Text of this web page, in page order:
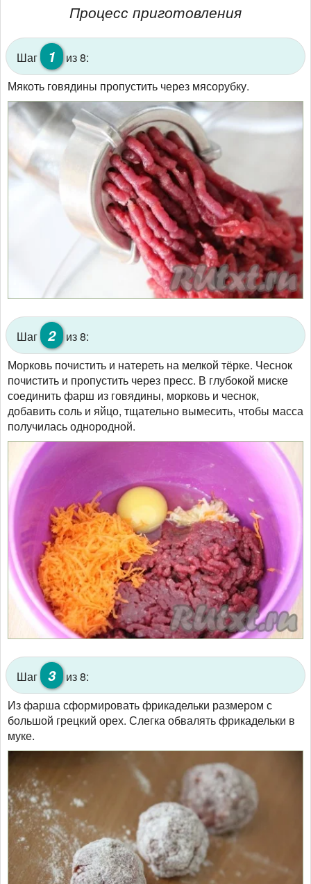
Процесс приготовления
Шаг 1
из 8:
Мякоть говядины пропустить через мясорубку.
Шаг 2
из 8:
Морковь почистить и натереть на мелкой тёрке. Чеснок
почистить и пропустить через пресс. В глубокой миске
соединить фарш из говядины, морковь и чеснок,
добавить соль и яйцо, тщательно вымесить, чтобы масса
получилась однородной.
Шаг 3
из 8:
Из фарша сформировать фрикадельки размером с
большой грецкий орех. Слегка обвалять фрикадельки в
муке.